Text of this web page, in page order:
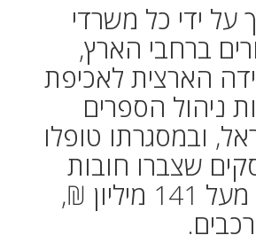
ידי כל משרדי
ברחבי הארץ,
הארצית לאכיפת
ניהול הספרים
ובמסגרתו טופלו
עוסקים שצברו חובות
למע"מ, נגבו מעל 141 מיליון ₪,